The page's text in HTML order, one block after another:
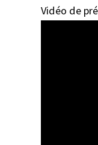
Vidéo de